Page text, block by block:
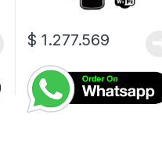
$ 1.277.569